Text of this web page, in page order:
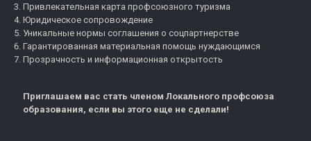
Привлекательная карта профсоюзного туризма
Юридическое сопровождение
Уникальные нормы соглашения о соцпартнерстве
Гарантированная материальная помощь нуждающимся
Прозрачность и информационная открытость
Приглашаем вас стать членом Локального профсоюза
образования, если вы этого еще не сделали!